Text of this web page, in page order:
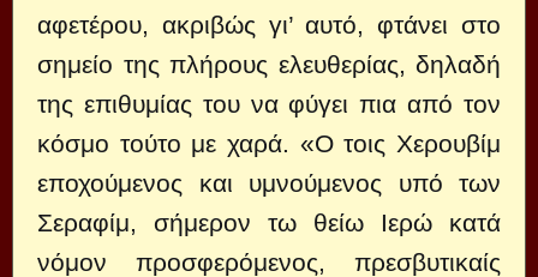
αφετέρου, ακριβώς γι’ αυτό, φτάνει στο
σημείο της πλήρους ελευθερίας, δηλαδή
της επιθυμίας του να φύγει πια από τον
κόσμο τούτο με χαρά. «Ο τοις Χερουβίμ
εποχούμενος και υμνούμενος υπό των
Σεραφίμ, σήμερον τω θείω Ιερώ κατά
νόμον προσφερόμενος, πρεσβυτικαίς